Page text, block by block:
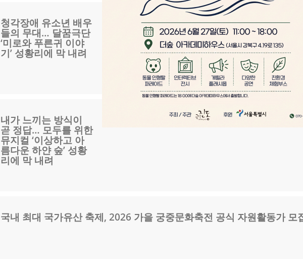
청각장애 유소년 배우
들의 무대… 달꿈극단
‘미로와 푸른귀 이야
기’ 성황리에 막 내려
내가 느끼는 방식이
곧 정답… 모두를 위한
뮤지컬 ‘이상하고 아
름다운 하얀 숲’ 성황
리에 막 내려
국내 최대 국가유산 축제, 2026 가을 궁중문화축전 공식 자원활동가 모